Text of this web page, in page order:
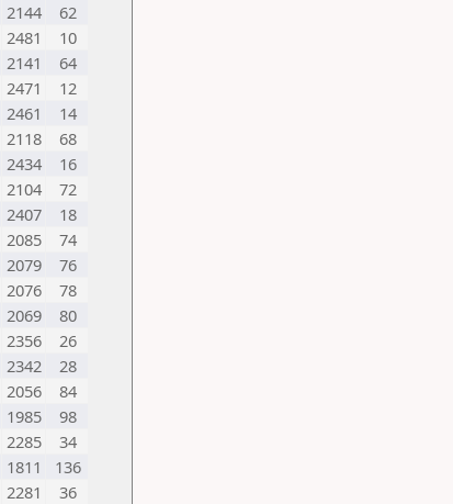
2144
62
2481
10
2141
64
2471
12
2461
14
2118
68
2434
16
2104
72
2407
18
2085
74
2079
76
2076
78
2069
80
2356
26
2342
28
2056
84
1985
98
2285
34
1811
136
2281
36